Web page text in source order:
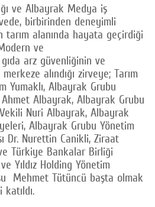
ve Albayrak Medya iş
birbirinden deneyimli
tarım alanında hayata geçirdiği
ve
arz güvenliğinin ve
alındığı zirveye; Tarım
Yumaklı, Albayrak Grubu
Albayrak, Albayrak Grubu
Nuri Albayrak, Albayrak
Albayrak Grubu Yönetim
Dr. Nurettin Canikli, Ziraat
Türkiye Bankalar Birliği
Yıldız Holding Yönetim
Mehmet Tütüncü başta olmak